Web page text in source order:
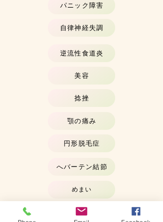
パニック障害
自律神経失調
逆流性食道炎
美容
捻挫
顎の痛み
円形脱毛症
へバーテン結節
めまい
目の疲れ